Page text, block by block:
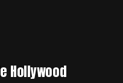
Hollywood